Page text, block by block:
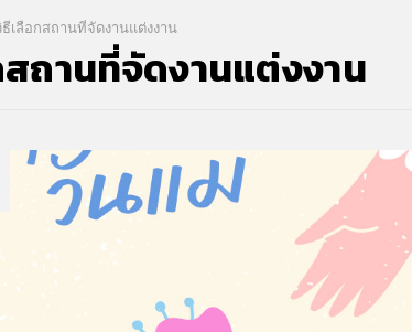
เลือกสถานที่จัดงานแต่งงาน
ถานที่จัดงานแต่งงาน